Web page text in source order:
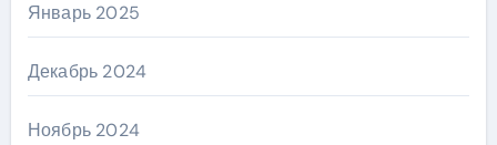
Январь 2025
Декабрь 2024
Ноябрь 2024